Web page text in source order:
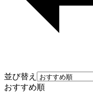
並び替え
おすすめ順